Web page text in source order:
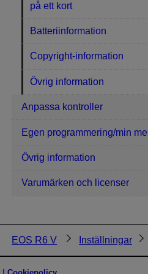
på ett kort
Batteriinformation
Copyright-information
Övrig information
Anpassa kontroller
Egen programmering/min
Övrig information
Varumärken och licenser
EOS R6 V Inställningar
Cookiepolicy